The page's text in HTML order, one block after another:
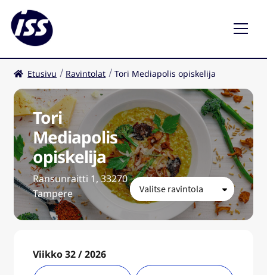
Ravintolat
Kahvilat
FI
Etusivu Ravintolat Tori Mediapolis opiskelija
Tori
Mediapolis
opiskelija
Ransunraitti 1, 33270
Tampere
Viikko 32 / 2026